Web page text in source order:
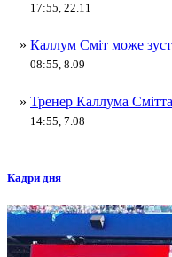
17:55, 22.11
» Каллум Сміт може
08:55, 8.09
» Тренер Каллума
14:55, 7.08
Кадри дня